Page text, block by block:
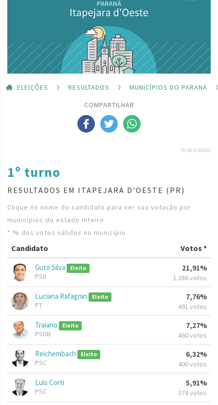
ELEIÇÕES RESULTADOS
MUNICÍPIOS DO PARANÁ
COMPARTILHAR
PUBLICIDADE
1º turno
RESULTADOS EM ITAPEJARA D'OESTE (PR)
Clique no nome do candidato para ver sua votação por
municípios do estado inteiro
* % dos votos válidos no município
Candidato Votos *
Guto Silva Eleito
PSD
21,91%
1.386 votos
Luciana Rafagnin Eleito
PT
7,76%
491 votos
Traiano Eleito
PSDB
7,27%
460 votos
Reichembach Eleito
PSC
6,32%
400 votos
Luis Corti
PSC
5,91%
374 votos